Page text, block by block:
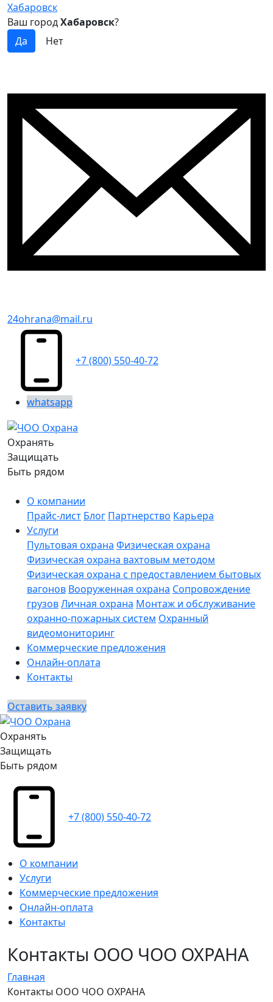
Хабаровск
Ваш городХабаровск?
24ohrana@mail.ru
+7 (800) 550-40-72
whatsapp
Охранять
Защищать
Быть рядом
О компании
Прайс-лист Блог Партнерство Карьера
Услуги
Пультовая охрана Физическая охрана
Физическая охрана вахтовым методом
Физическая охрана с предоставлением бытовых
вагонов Вооруженная охрана Сопровождение
грузовЛичная охрана Монтаж и обслуживание
охранно-пожарных систем Охранный
видеомониторинг
Коммерческие предложения
Онлайн-оплата
Контакты
Оставить заявку
Охранять
Защищать
Быть рядом
+7 (800) 550-40-72
О компании
Услуги
Коммерческие предложения
Онлайн-оплата
Контакты
Контакты ООО ЧОО ОХРАНА
Главная
Контакты ООО ЧОО ОХРАНА